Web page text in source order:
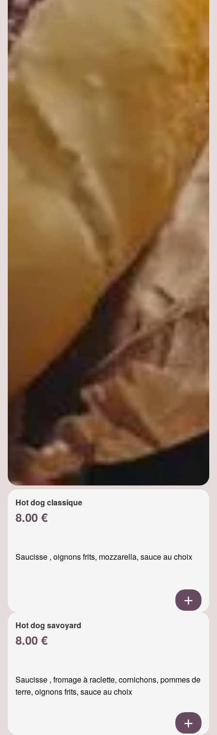
Hot dog classique
8.00 €
Saucisse , oignons frits, mozzarella, sauce au choix
Hot dog savoyard
8.00 €
Saucisse , fromage à raclette, cornichons, pommes de
terre, oignons frits, sauce au choix